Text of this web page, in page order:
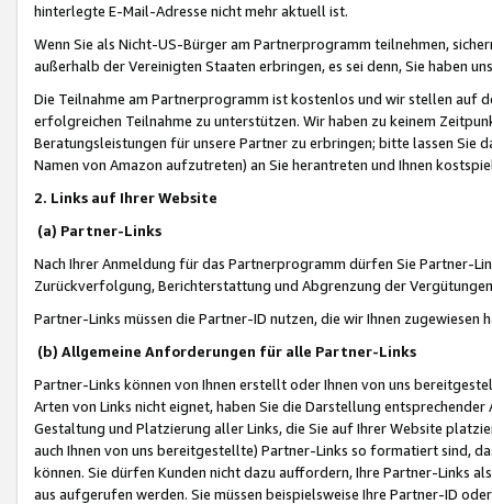
hinterlegte E-Mail-Adresse nicht mehr aktuell ist.
Wenn Sie als Nicht-US-Bürger am Partnerprogramm teilnehmen,
außerhalb der Vereinigten Staaten erbringen, es sei denn, Sie haben
Die Teilnahme am Partnerprogramm ist kostenlos und wir stellen auf
erfolgreichen Teilnahme zu unterstützen. Wir haben zu keinem
Beratungsleistungen für unsere Partner zu erbringen; bitte lassen Sie
Namen von Amazon aufzutreten) an Sie herantreten und Ihnen
2. Links auf Ihrer Website
(a) Partner-Links
Nach Ihrer Anmeldung für das Partnerprogramm dürfen Sie Partner-
Zurückverfolgung, Berichterstattung und Abgrenzung der
Partner-Links müssen die Partner-ID nutzen, die wir Ihnen zugewiesen
(b) Allgemeine Anforderungen für alle Partner-Links
Partner-Links können von Ihnen erstellt oder Ihnen von uns
Arten von Links nicht eignet, haben Sie die Darstellung
Gestaltung und Platzierung aller Links, die Sie auf Ihrer Website
auch Ihnen von uns bereitgestellte) Partner-Links so formatiert sind,
können. Sie dürfen Kunden nicht dazu auffordern, Ihre Partner-Links
aus aufgerufen werden. Sie müssen beispielsweise Ihre Partner-ID